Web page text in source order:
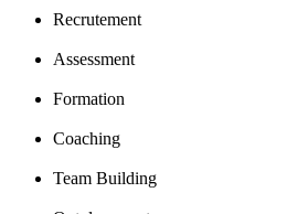
Recrutement
Assessment
Formation
Coaching
Team Building